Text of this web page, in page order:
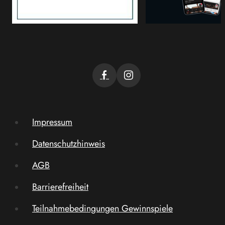
Impressum
Datenschutzhinweis
AGB
Barrierefreiheit
Teilnahmebedingungen Gewinnspiele